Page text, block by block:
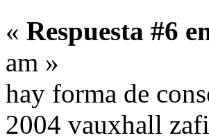
« Respuesta #6
am »
hay forma de
2004 vauxhall